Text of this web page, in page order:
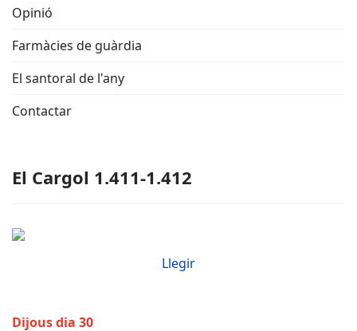
Opinió
Farmàcies de guàrdia
El santoral de l'any
Contactar
El Cargol 1.411-1.412
Llegir
Dijous dia 30